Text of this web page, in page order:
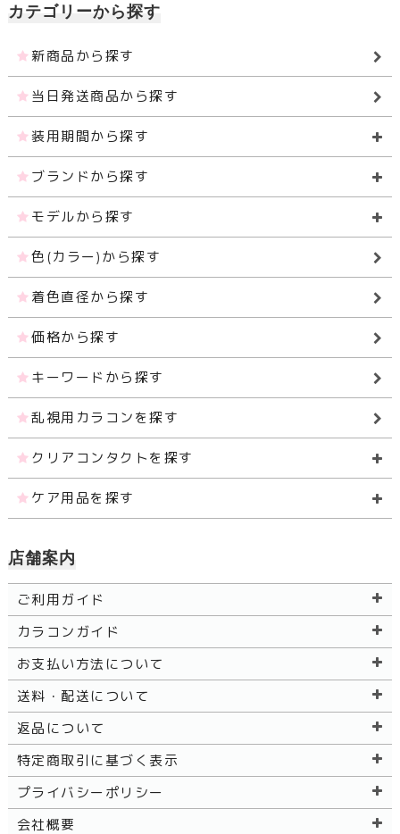
カテゴリーから探す
新商品から探す
当日発送商品から探す
装用期間から探す
ブランドから探す
モデルから探す
色(カラー)から探す
着色直径から探す
価格から探す
キーワードから探す
乱視用カラコンを探す
クリアコンタクトを探す
ケア用品を探す
店舗案内
ご利用ガイド
カラコンガイド
お支払い方法について
送料・配送について
返品について
特定商取引に基づく表示
プライバシーポリシー
会社概要